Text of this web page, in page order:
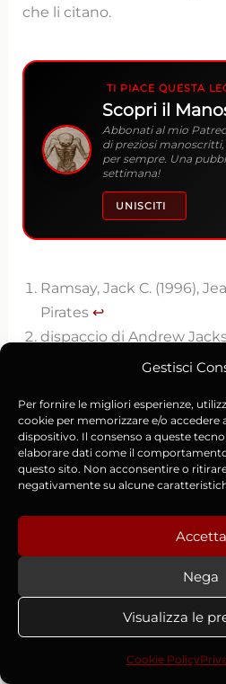
Gestisci
Per fornire le migliori esperienze,
cookie per memorizzare e/o accedere
dispositivo. Il consenso a queste
elaborare dati come il
questo sito. Non acconsentire o
negativamente su alcune
Accetta
Nega
Visualizza le
Cookie Policy
che li citano.
TI PIACE QUESTA
Scopri il
Abbonati al mio
di preziosi
per sempre. Una
settimana!
UNISCITI
Ramsay, Jack C. (1996),
Pirates↩︎
dispaccio di Andrew
Louisiana History: The
Historical Association,